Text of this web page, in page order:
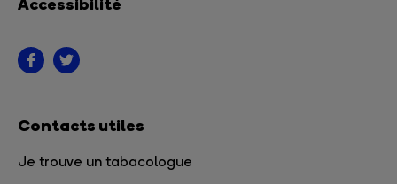
Contacts utiles
Je trouve un tabacologue